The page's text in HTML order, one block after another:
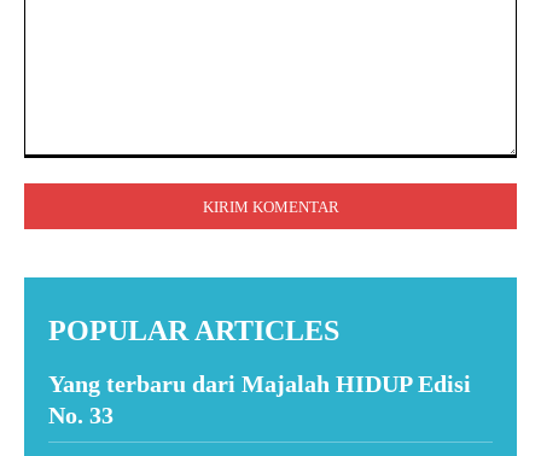
POPULAR ARTICLES
Yang terbaru dari Majalah HIDUP Edisi
No. 33